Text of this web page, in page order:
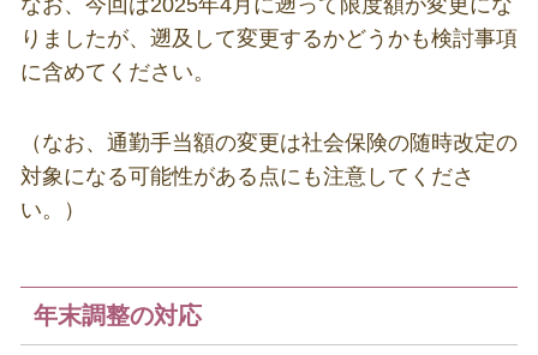
りましたが、遡及して変更するかどうかも検討事項
に含めてください。
（なお、通勤手当額の変更は社会保険の随時改定の
対象になる可能性がある点にも注意してくださ
い。）
年末調整の対応